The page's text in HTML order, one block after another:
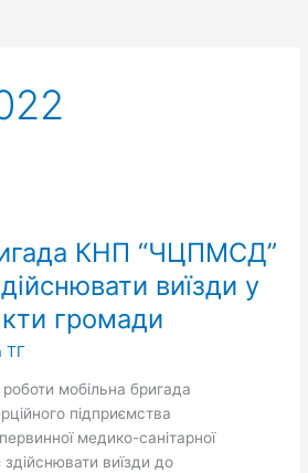
КНП “ЧЦПМСД”
виїзди у
громади
ТГ
роботи мобільна бригада
підприємства
медико-санітарної
виїзди до